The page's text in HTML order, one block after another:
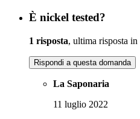
È nickel tested?
1 risposta, ultima risposta
Rispondi a questa domanda
La Saponaria
11 luglio 2022